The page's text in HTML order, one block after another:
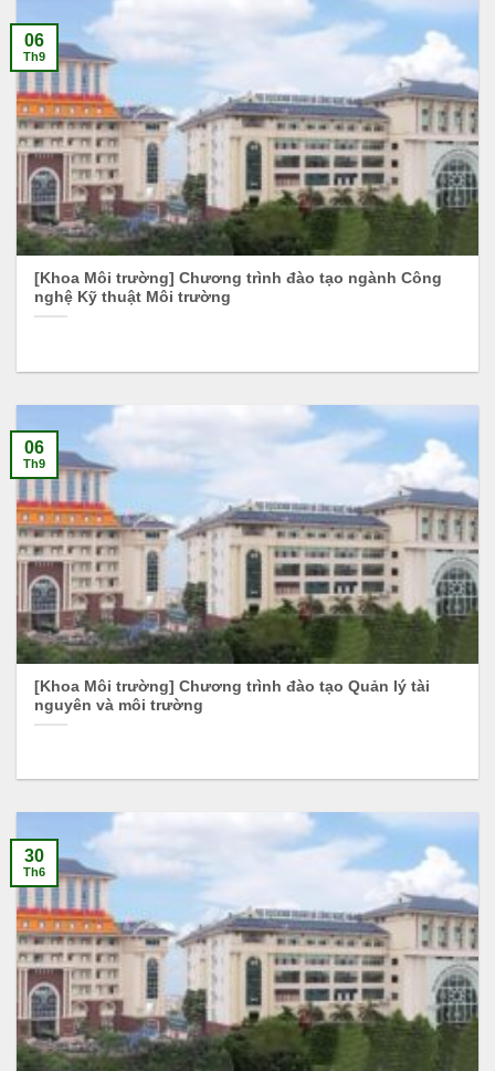
[Khoa Môi trường] Chương trình đào tạo ngành Công
nghệ Kỹ thuật Môi trường
06
Th9
[Khoa Môi trường] Chương trình đào tạo Quản lý tài
nguyên và môi trường
06
Th9
30
Th6